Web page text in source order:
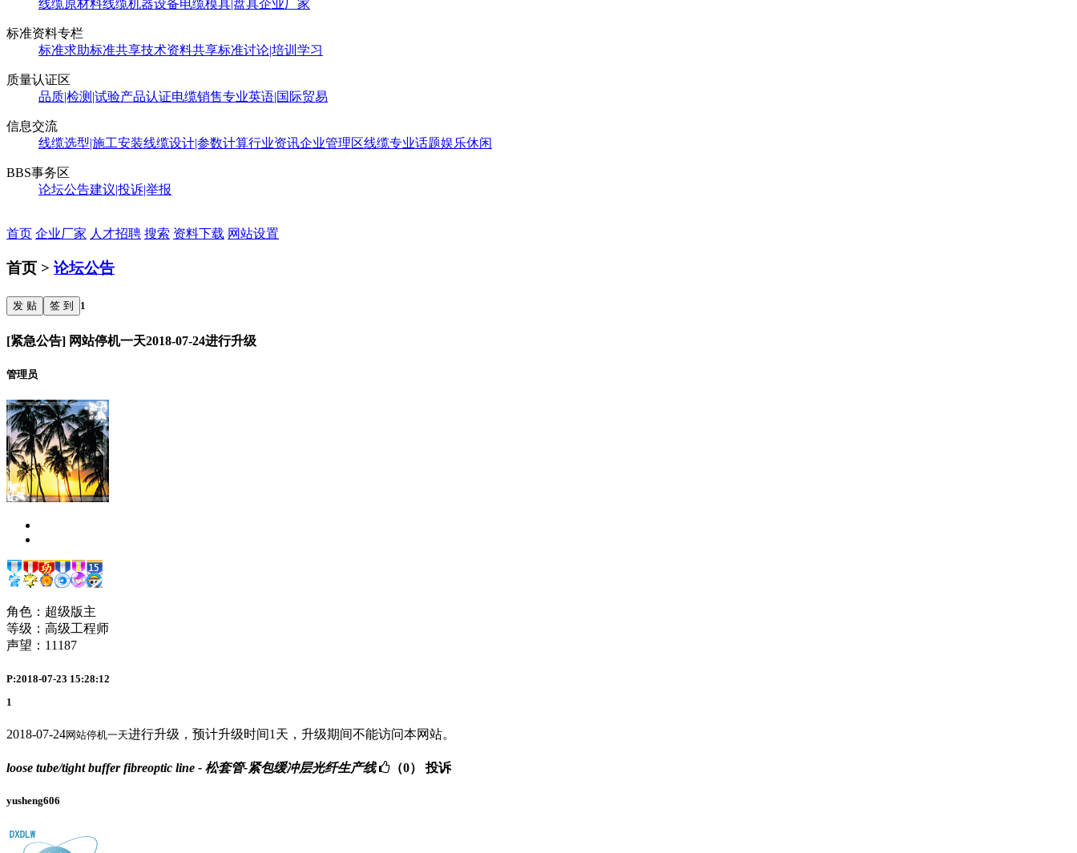
线缆原材料线缆机器设备电缆模具|盘具企业厂家
标准资料专栏
标准求助标准共享技术资料共享标准讨论|培训学习
质量认证区
品质|检测|试验产品认证电缆销售专业英语|国际贸易
信息交流
线缆选型|施工安装线缆设计|参数计算行业资讯企业管理区线缆专业话题娱乐休闲
BBS事务区
论坛公告建议|投诉|举报
首页 企业厂家 人才招聘 搜索 资料下载 网站设置
首页 > 论坛公告
发 贴 签 到 1
[紧急公告] 网站停机一天2018-07-24进行升级
管理员
角色：超级版主
等级：高级工程师
声望： 11187
P:2018-07-23 15:28:12
1
2018-07-24网站停机一天进行升级，预计升级时间1天，升级期间不能访问本网站。
loose tube/tight buffer fibreoptic line - 松套管-紧包缓冲层光纤生产线 （0） 投诉
yusheng606